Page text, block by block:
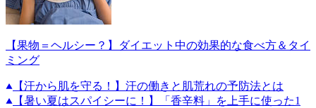
【果物＝ヘルシー？】ダイエット中の効果的な食べ方＆タイ
ミング
【汗から肌を守る！】汗の働きと肌荒れの予防法とは
【暑い夏はスパイシーに！】「香辛料」を上手に使った1